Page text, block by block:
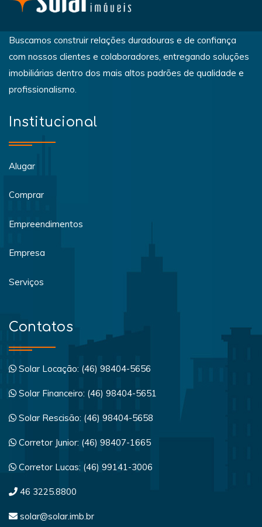
Buscamos construir relações duradouras e de confiança
com nossos clientes e colaboradores, entregando soluções
imobiliárias dentro dos mais altos padrões de qualidade e
profissionalismo.
Institucional
Alugar
Comprar
Empreendimentos
Empresa
Serviços
Contatos
Solar Locação: (46) 98404-5656
Solar Financeiro: (46) 98404-5651
Solar Rescisão: (46) 98404-5658
Corretor Junior: (46) 98407-1665
Corretor Lucas: (46) 99141-3006
46 3225.8800
solar@solar.imb.br